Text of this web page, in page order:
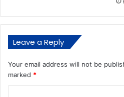
Leave a Reply
Your email address will not be
marked *